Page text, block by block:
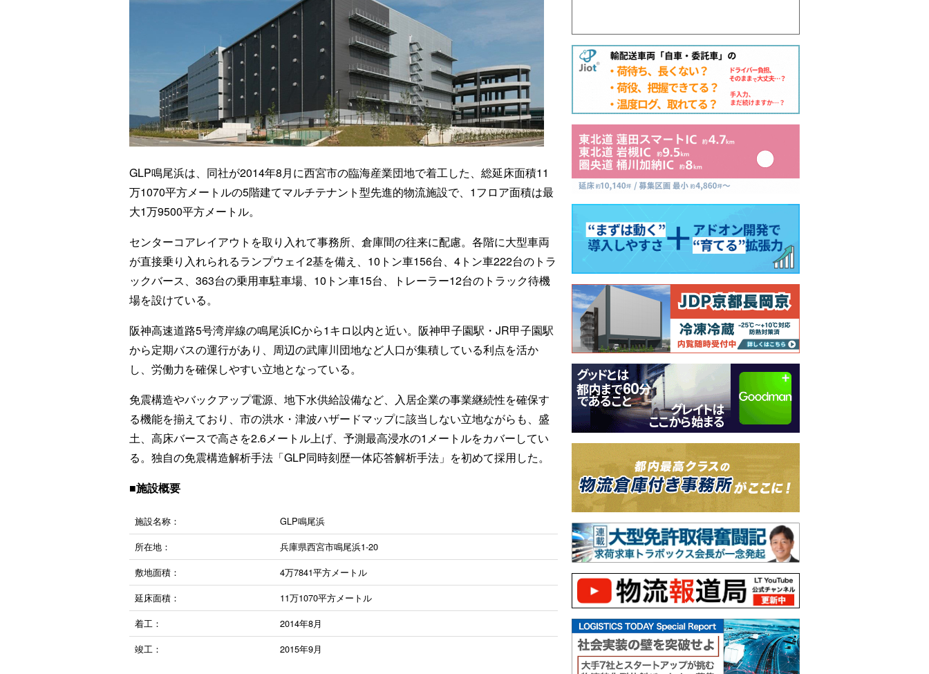
GLP鳴尾浜は、同社が2014年8月に西宮市の臨海産業団地で着工した、総延床面積11
万1070平方メートルの5階建てマルチテナント型先進的物流施設で、1フロア面積は最
大1万9500平方メートル。
センターコアレイアウトを取り入れて事務所、倉庫間の往来に配慮。各階に大型車両
が直接乗り入れられるランプウェイ2基を備え、10トン車156台、4トン車222台のトラ
ックバース、363台の乗用車駐車場、10トン車15台、トレーラー12台のトラック待機
場を設けている。
阪神高速道路5号湾岸線の鳴尾浜ICから1キロ以内と近い。阪神甲子園駅・JR甲子園駅
から定期バスの運行があり、周辺の武庫川団地など人口が集積している利点を活か
し、労働力を確保しやすい立地となっている。
免震構造やバックアップ電源、地下水供給設備など、入居企業の事業継続性を確保す
る機能を揃えており、市の洪水・津波ハザードマップに該当しない立地ながらも、盛
土、高床バースで高さを2.6メートル上げ、予測最高浸水の1メートルをカバーしてい
る。独自の免震構造解析手法「GLP同時刻歴一体応答解析手法」を初めて採用した。
■施設概要
施設名称：
GLP鳴尾浜
所在地：
兵庫県西宮市鳴尾浜1-20
敷地面積：
4万7841平方メートル
延床面積：
11万1070平方メートル
着工：
2014年8月
竣工：
2015年9月